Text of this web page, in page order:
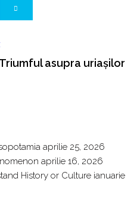
asupra uriașilor
aprilie 25, 2026
aprilie 16, 2026
History or Culture ianuarie